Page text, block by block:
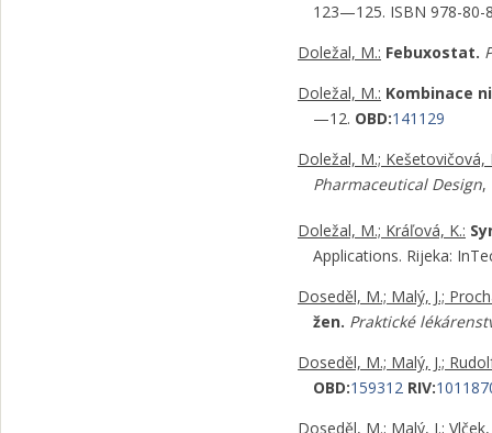
123—125. ISBN 978-80-
Doležal, M.: Febuxostat.
Doležal, M.: Kombinace
—12. OBD:141129
Doležal, M.; Kešetovičová,
Pharmaceutical Design,
Doležal, M.; Kráľová, K.:
Applications. Rijeka:
Doseděl, M.; Malý, J.;
žen. Praktické
Doseděl, M.; Malý, J.;
OBD:159312 RIV:
Doseděl, M.; Malý, J.; Vlček,